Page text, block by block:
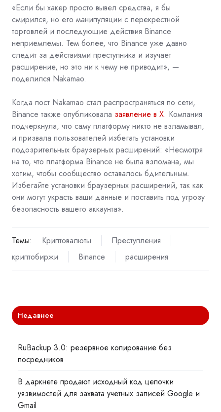
«Если бы хакер просто вывел средства, я бы
смирился, но его манипуляции с перекрестной
торговлей и последующие действия Binance
неприемлемы. Тем более, что Binance уже давно
следит за действиями преступника и изучает
расширение, но это ни к чему не приводит», —
поделился Nakamao.
Когда пост Nakamao стал распространяться по сети,
Binance также опубликовала заявление в X. Компания
подчеркнула, что саму платформу никто не взламывал,
и призвала пользователей избегать установки
подозрительных браузерных расширений: «Несмотря
на то, что платформа Binance не была взломана, мы
хотим, чтобы сообщество оставалось бдительным.
Избегайте установки браузерных расширений, так как
они могут украсть ваши данные и поставить под угрозу
безопасность вашего аккаунта».
Темы: Криптовалюты
Преступления
криптобиржи
Binance расширения
Недавнее
RuBackup 3.0: резервное копирование без
посредников
В даркнете продают исходный код цепочки
уязвимостей для захвата учетных записей Google и
Gmail